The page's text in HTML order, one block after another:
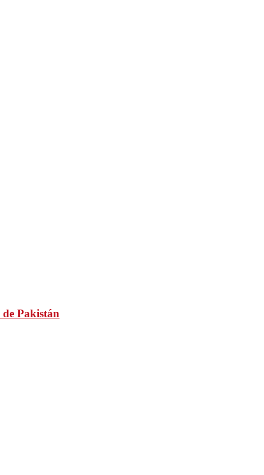
Pakistán